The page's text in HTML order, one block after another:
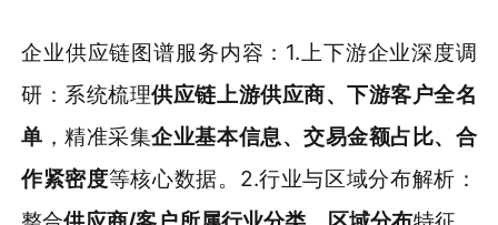
企业供应链图谱服务内容：1.上下游企业深度调
研：系统梳理供应链上游供应商、下游客户全名
单 ，精准采集企业基本信息、交易金额占比、合
作紧密度等核心数据。2.行业与区域分布解析：